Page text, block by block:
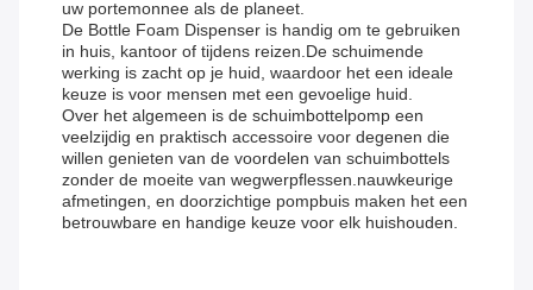
uw portemonnee als de planeet.
De Bottle Foam Dispenser is handig om te gebruiken
in huis, kantoor of tijdens reizen.De schuimende
werking is zacht op je huid, waardoor het een ideale
keuze is voor mensen met een gevoelige huid.
Over het algemeen is de schuimbottelpomp een
veelzijdig en praktisch accessoire voor degenen die
willen genieten van de voordelen van schuimbottels
zonder de moeite van wegwerpflessen.nauwkeurige
afmetingen, en doorzichtige pompbuis maken het een
betrouwbare en handige keuze voor elk huishouden.